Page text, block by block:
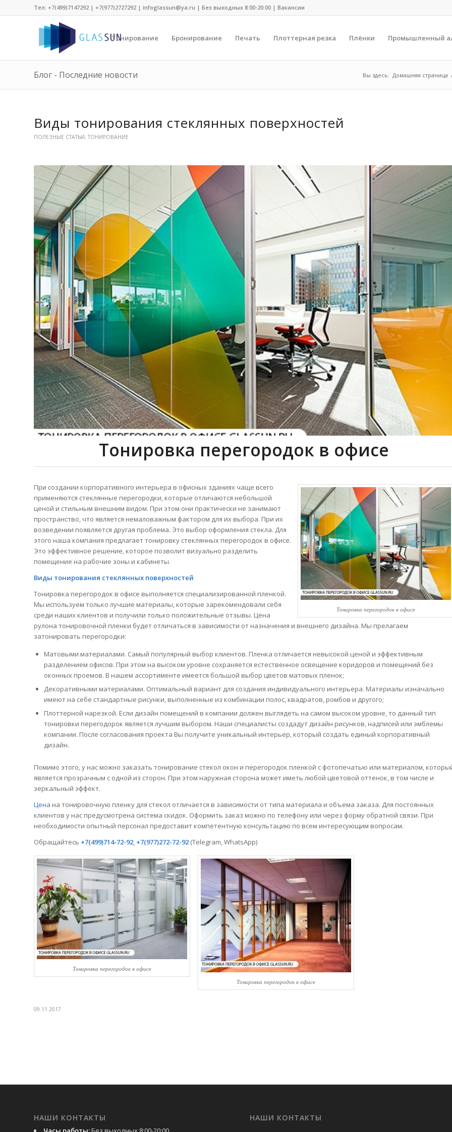
Тел: +7(499)7147292 | +7(977)2727292 | infoglassun@ya.ru | Без выходных 8:00-20:00 | Вакансии
Тонирование Бронирование Печать Плоттерная резка Плёнки Промышленный
Блог - Последние новости Вы здесь: Домашняя страница
Виды тонирования стеклянных поверхностей
ПОЛЕЗНЫЕ СТАТЬИ, ТОНИРОВАНИЕ
Тонировка перегородок в офисе
Тонировка перегородок в офисе
При создании корпоративного интерьера в офисных зданиях чаще всего
применяются стеклянные перегородки, которые отличаются небольшой
ценой и стильным внешним видом. При этом они практически не занимают
пространство, что является немаловажным фактором для их выбора. При их
возведении появляется другая проблема. Это выбор оформления стекла. Для
этого наша компания предлагает тонировку стеклянных перегородок в офисе.
Это эффективное решение, которое позволит визуально разделить
помещение на рабочие зоны и кабинеты.
Виды тонирования стеклянных поверхностей
Тонировка перегородок в офисе выполняется специализированной пленкой.
Мы используем только лучшие материалы, которые зарекомендовали себя
среди наших клиентов и получили только положительные отзывы. Цена
рулона тонировочной пленки будет отличаться в зависимости от назначения и внешнего дизайна. Мы прелагаем
затонировать перегородки:
Матовыми материалами. Самый популярный выбор клиентов. Пленка отличается невысокой ценой и эффективным
разделением офисов. При этом на высоком уровне сохраняется естественное освещение коридоров и помещений без
оконных проемов. В нашем ассортименте имеется большой выбор цветов матовых пленок;
Декоративными материалами. Оптимальный вариант для создания индивидуального интерьера. Материалы изначально
имеют на себе стандартные рисунки, выполненные из комбинации полос, квадратов, ромбов и другого;
Плоттерной нарезкой. Если дизайн помещений в компании должен выглядеть на самом высоком уровне, то данный тип
тонировки перегодорок является лучшим выбором. Наши специалисты создадут дизайн рисунков, надписей или эмблемы
компании. После согласования проекта Вы получите уникальный интерьер, который создать единый корпоративный
дизайн.
Помимо этого, у нас можно заказать тонирование стекол окон и перегородок пленкой с фотопечатью или материалом,
является прозрачным с одной из сторон. При этом наружная сторона может иметь любой цветовой оттенок, в том числе и
зеркальный эффект.
Цена на тонировочную пленку для стекол отличается в зависимости от типа материала и объема заказа. Для постоянных
клиентов у нас предусмотрена система скидок. Оформить заказ можно по телефону или через форму обратной связи. При
необходимости опытный персонал предоставит компетентную консультацию по всем интересующим вопросам.
Обращайтесь +7(499)714-72-92, +7(977)272-72-92 (Telegram, WhatsApp)
Тонировка перегородок в офисе
Тонировка перегородок в офисе
09.11.2017
НАШИ КОНТАКТЫ НАШИ КОНТАКТЫ